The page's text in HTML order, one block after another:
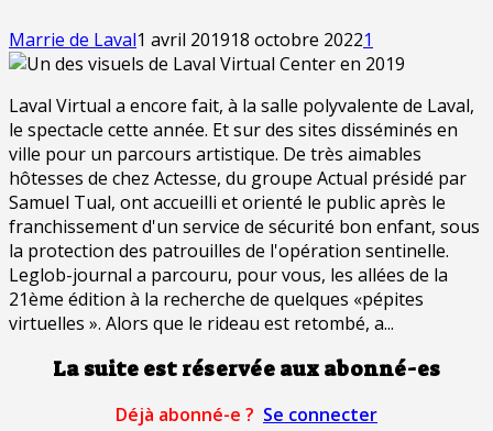
Marrie de Laval1 avril 201918 octobre 20221
Laval Virtual a encore fait, à la salle polyvalente de Laval,
le spectacle cette année. Et sur des sites disséminés en
ville pour un parcours artistique. De très aimables
hôtesses de chez Actesse, du groupe Actual présidé par
Samuel Tual, ont accueilli et orienté le public après le
franchissement d'un service de sécurité bon enfant, sous
la protection des patrouilles de l'opération sentinelle.
Leglob-journal a parcouru, pour vous, les allées de la
21ème édition à la recherche de quelques «pépites
virtuelles ». Alors que le rideau est retombé, a...
La suite est réservée aux abonné-es
Déjà abonné-e ? Se connecter